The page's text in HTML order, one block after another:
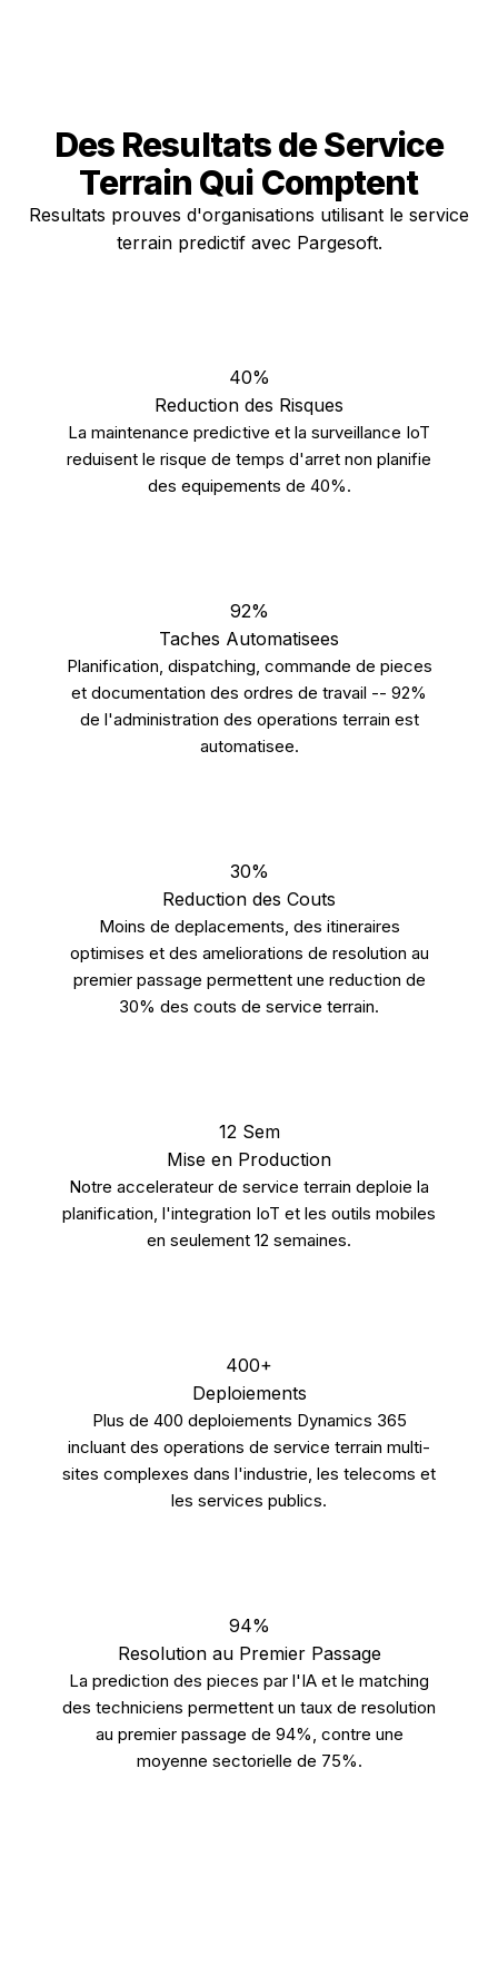
Des Resultats de Service
Terrain Qui Comptent
Resultats prouves d'organisations utilisant le service
terrain predictif avec Pargesoft.
40%
Reduction des Risques
La maintenance predictive et la surveillance IoT
reduisent le risque de temps d'arret non planifie
des equipements de 40%.
92%
Taches Automatisees
Planification, dispatching, commande de pieces
et documentation des ordres de travail -- 92%
de l'administration des operations terrain est
automatisee.
30%
Reduction des Couts
Moins de deplacements, des itineraires
optimises et des ameliorations de resolution au
premier passage permettent une reduction de
30% des couts de service terrain.
12 Sem
Mise en Production
Notre accelerateur de service terrain deploie la
planification, l'integration IoT et les outils mobiles
en seulement 12 semaines.
400+
Deploiements
Plus de 400 deploiements Dynamics 365
incluant des operations de service terrain multi-
sites complexes dans l'industrie, les telecoms et
les services publics.
94%
Resolution au Premier Passage
La prediction des pieces par l'IA et le matching
des techniciens permettent un taux de resolution
au premier passage de 94%, contre une
moyenne sectorielle de 75%.